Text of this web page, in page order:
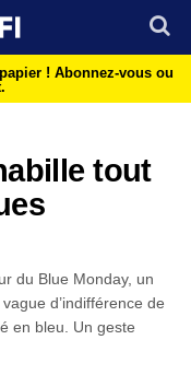
! Abonnez-vous ou
tout
du Blue Monday, un
d’indifférence de
en bleu. Un geste